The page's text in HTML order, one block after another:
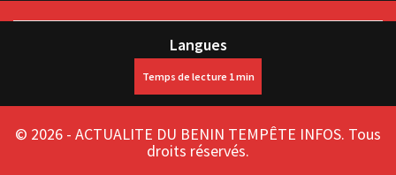
Langues
© 2026 - ACTUALITE DU BENIN TEMPÊTE INFOS. Tous
droits réservés.